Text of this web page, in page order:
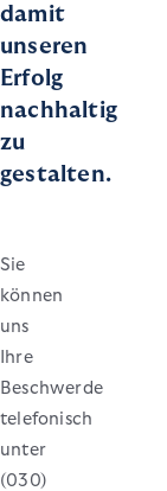
damit
unseren
Erfolg
nachhaltig
zu
gestalten.
Sie
können
uns
Ihre
Beschwerde
telefonisch
unter
(030)